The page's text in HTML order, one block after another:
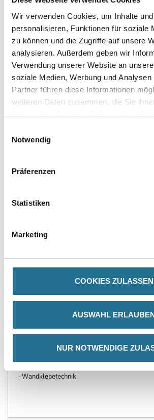
Wir verwenden Cookies, um Inhalte
personalisieren, Funktionen für soziale
zu können und die Zugriffe auf unsere
analysieren. Außerdem geben wir
Verwendung unserer Website an
soziale Medien, Werbung und
Partner führen diese Informationen
weiteren Daten zusammen, die Sie
haben oder die sie im Rahmen Ihrer
Notwendig
Präferenzen
Statistiken
Marketing
COOKIES ZULASSEN
AUSWAHL
NUR NOTWENDIGE
VIELLEICHT GEFÄLLT
Henkel Metylan Vlies 180
gr MPV20
Bitte
- Für Wand und Decke
- Keine Weichzeit
- Mehrfach überstreichbar
- PVC-frei
- Schwer entflammbar
- Wandklebetechnik